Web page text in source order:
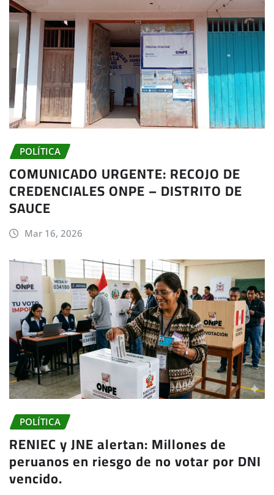
POLÍTICA
COMUNICADO URGENTE: RECOJO DE
CREDENCIALES ONPE – DISTRITO DE
SAUCE
Mar 16, 2026
POLÍTICA
RENIEC y JNE alertan: Millones de
peruanos en riesgo de no votar por DNI
vencido.